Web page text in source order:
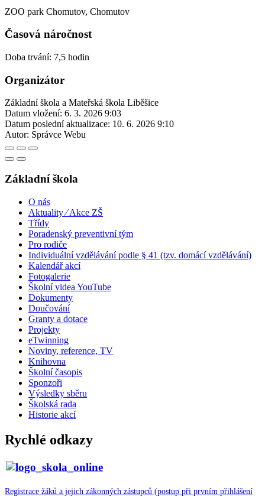
ZOO park Chomutov, Chomutov
Časová náročnost
Doba trvání: 7,5 hodin
Organizátor
Základní škola a Mateřská škola Liběšice
Datum vložení: 6. 3. 2026 9:03
Datum poslední aktualizace: 10. 6. 2026 9:10
Autor: Správce Webu
Základní škola
O nás
Aktuality ⁄ Akce ZŠ
Třídy
Poradenský preventivní tým
Pro rodiče
Individuální vzdělávání podle § 41 (tzv. domácí vzdělávání)
Kalendář akcí
Fotogalerie
Školní videa YouTube
Dokumenty
Doučování
Granty a dotace
Projekty
eTwinning
Noviny, reference, TV
Knihovna
Školní časopis
Sponzoři
Výsledky sběru
Školská rada
Historie akcí
Rychlé odkazy
Registrace žáků a jejich zákonných zástupců (postup při prvním přihlášení